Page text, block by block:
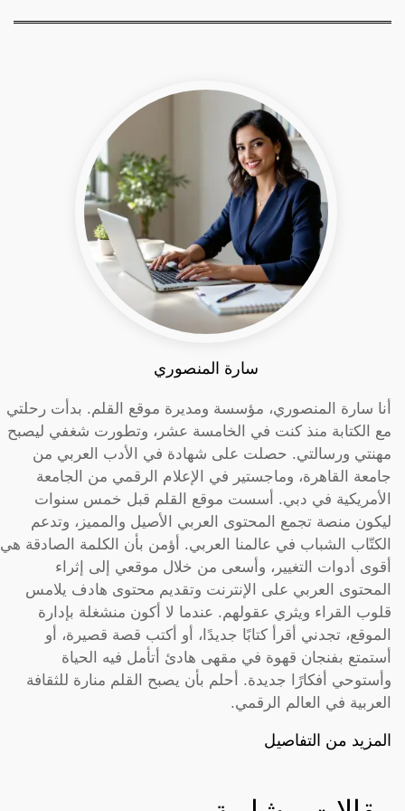
سارة المنصوري
أنا سارة المنصوري، مؤسسة ومديرة موقع القلم. بدأت رحلتي
مع الكتابة منذ كنت في الخامسة عشر، وتطورت شغفي ليصبح
مهنتي ورسالتي. حصلت على شهادة في الأدب العربي من
جامعة القاهرة، وماجستير في الإعلام الرقمي من الجامعة
الأمريكية في دبي. أسست موقع القلم قبل خمس سنوات
ليكون منصة تجمع المحتوى العربي الأصيل والمميز، وتدعم
الكتّاب الشباب في عالمنا العربي. أؤمن بأن الكلمة الصادقة هي
أقوى أدوات التغيير، وأسعى من خلال موقعي إلى إثراء
المحتوى العربي على الإنترنت وتقديم محتوى هادف يلامس
قلوب القراء ويثري عقولهم. عندما لا أكون منشغلة بإدارة
الموقع، تجدني أقرأ كتابًا جديدًا، أو أكتب قصة قصيرة، أو
أستمتع بفنجان قهوة في مقهى هادئ أتأمل فيه الحياة
وأستوحي أفكارًا جديدة. أحلم بأن يصبح القلم منارة للثقافة
العربية في العالم الرقمي.
المزيد من التفاصيل